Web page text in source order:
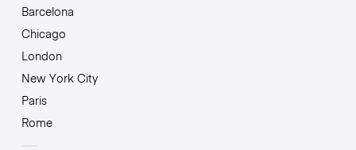
Barcelona
Chicago
London
New York City
Paris
Rome